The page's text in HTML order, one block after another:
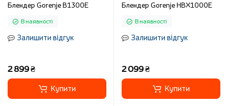
Блендер Gorenje B1300E
В наявності
Залишити відгук
2 899 ₴
Купити
Блендер Gorenje HBX1000E
В наявності
Залишити відгук
2 099 ₴
Купити